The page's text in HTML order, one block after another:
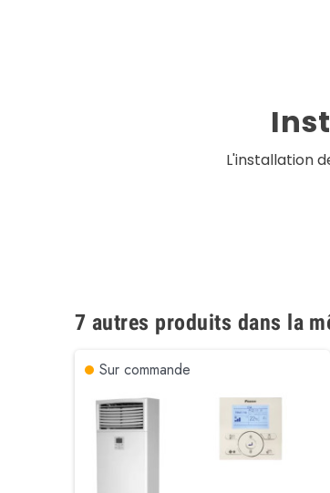
L'installation
7 autres produits dans la
Sur commande